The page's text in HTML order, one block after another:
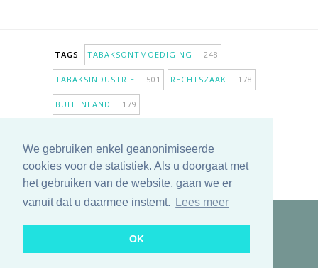
We gebruiken enkel geanonimiseerde
cookies voor de statistiek. Als u doorgaat met
het gebruiken van de website, gaan we er
vanuit dat u daarmee instemt.
Lees meer
OK
TAGS TABAKSONTMOEDIGING 248
TABAKSINDUSTRIE 501 RECHTSZAAK 178
BUITENLAND 179
ANTIROOKBELEID306 ONDERZOEK
MEER TAGS TONEN
Copyright © 2025 TabakNee - Rookpreventie Jeugd